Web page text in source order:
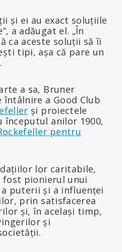
și ei au exact soluțiile
a adăugat el. „În
ca aceste soluții să îi
tipi, așa că pare un
a sa, Bruner
a Good Club
și proiectele
începutul anilor 1900,
pentru
lor caritabile,
fost pionierul unui
puterii și a influenței
prin satisfacerea
și, în același timp,
și